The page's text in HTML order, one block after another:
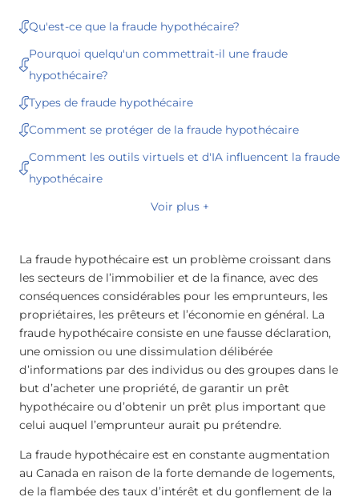
Qu'est-ce que la fraude hypothécaire?
Pourquoi quelqu'un commettrait-il une fraude
hypothécaire?
Types de fraude hypothécaire
Comment se protéger de la fraude hypothécaire
Comment les outils virtuels et d'IA influencent la fraude
hypothécaire
Voir plus +
La fraude hypothécaire est un problème croissant dans
les secteurs de l’immobilier et de la finance, avec des
conséquences considérables pour les emprunteurs, les
propriétaires, les prêteurs et l’économie en général. La
fraude hypothécaire consiste en une fausse déclaration,
une omission ou une dissimulation délibérée
d’informations par des individus ou des groupes dans le
but d’acheter une propriété, de garantir un prêt
hypothécaire ou d’obtenir un prêt plus important que
celui auquel l’emprunteur aurait pu prétendre.
La fraude hypothécaire est en constante augmentation
au Canada en raison de la forte demande de logements,
de la flambée des taux d’intérêt et du gonflement de la